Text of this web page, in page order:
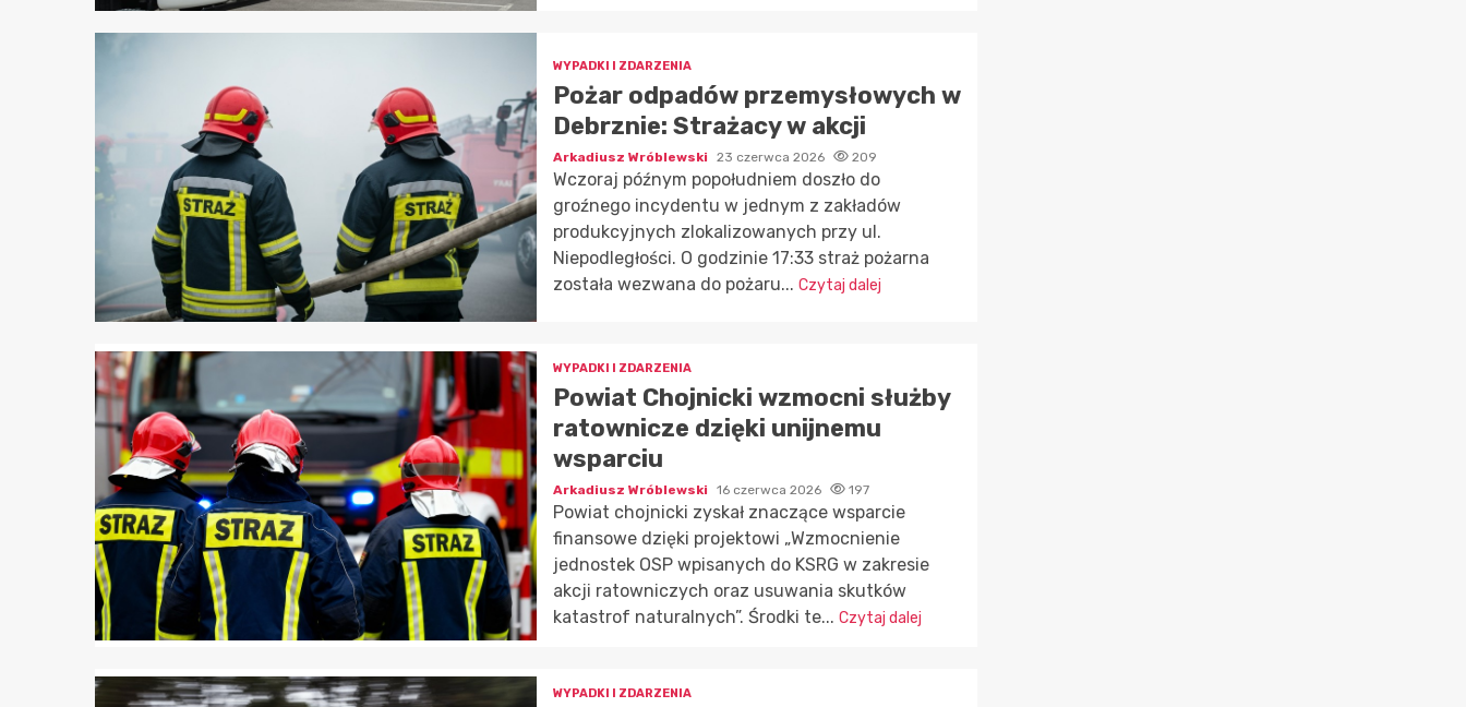
WYPADKI I ZDARZENIA
Pożar odpadów przemysłowych w
Debrznie: Strażacy w akcji
Arkadiusz Wróblewski 23 czerwca 2026 209
Wczoraj późnym popołudniem doszło do
groźnego incydentu w jednym z zakładów
produkcyjnych zlokalizowanych przy ul.
Niepodległości. O godzinie 17:33 straż pożarna
została wezwana do pożaru... Czytaj dalej
WYPADKI I ZDARZENIA
Powiat Chojnicki wzmocni służby
ratownicze dzięki unijnemu
wsparciu
Arkadiusz Wróblewski 16 czerwca 2026 197
Powiat chojnicki zyskał znaczące wsparcie
finansowe dzięki projektowi „Wzmocnienie
jednostek OSP wpisanych do KSRG w zakresie
akcji ratowniczych oraz usuwania skutków
katastrof naturalnych”. Środki te... Czytaj dalej
WYPADKI I ZDARZENIA